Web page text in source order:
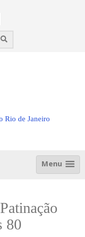
Rio de Janeiro
Menu
80